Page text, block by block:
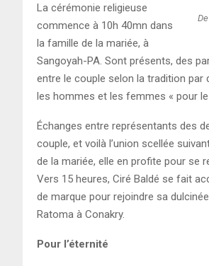
La cérémonie religieuse
commence à 10h 40mn dans
la famille de la mariée, à
Sangoyah-PA. Sont présents, des
entre le couple selon la tradition par
les hommes et les femmes « pour le
Échanges entre représentants des
couple, et voilà l’union scellée
de la mariée, elle en profite pour se
Vers 15 heures, Ciré Baldé se fait
de marque pour rejoindre sa
Ratoma à Conakry.
Pour l’éternité